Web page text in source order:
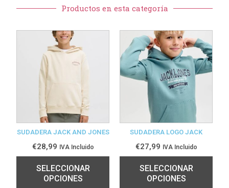
Productos en esta categoría
SUDADERA JACK AND JONES
€28,99 IVA Incluido
SELECCIONAR
OPCIONES
SUDADERA LOGO JACK
€27,99 IVA Incluido
SELECCIONAR
OPCIONES